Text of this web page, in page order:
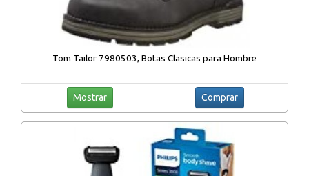
Tom Tailor 7980503, Botas Clasicas para Hombre
Mostrar Comprar